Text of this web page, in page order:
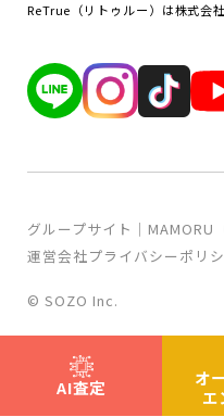
AI査定
オ
エ
ReTrue（リトゥルー）は株式会
運営会社プライバシーポリ
グループサイト｜MAMORU
© SOZO Inc.